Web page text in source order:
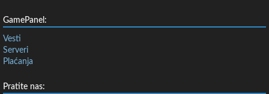
GamePanel:
Vesti
Serveri
Plaćanja
Pratite nas: